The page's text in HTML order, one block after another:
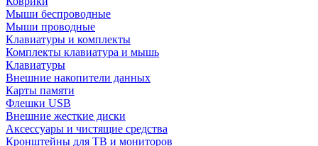
Мыши беспроводные
Мыши проводные
Клавиатуры и комплекты
Комплекты клавиатура и мышь
Клавиатуры
Внешние накопители данных
Карты памяти
Флешки USB
Внешние жесткие диски
Аксессуары и чистящие средства
Кронштейны для ТВ и мониторов